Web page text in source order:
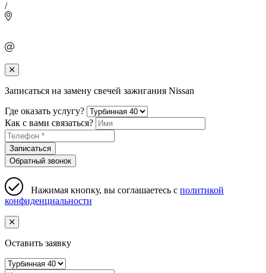
/
Записаться на замену свечей зажигания Nissan
Где оказать услугу?
Как с вами связаться?
Записаться
Обратный звонок
Нажимая кнопку, вы соглашаетесь с политикой
конфиденциальности
Оставить заявку